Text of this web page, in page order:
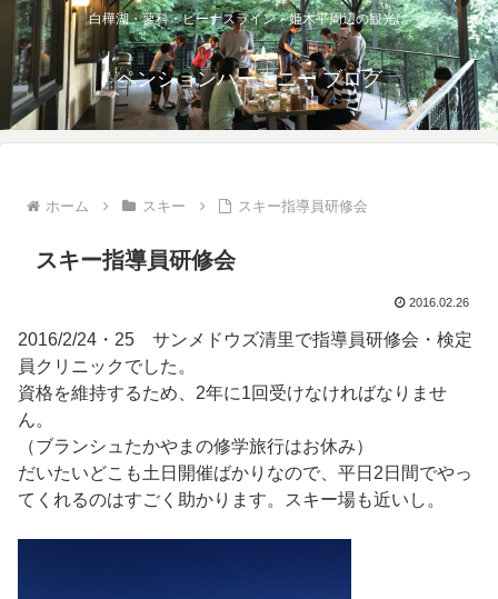
白樺湖・蓼科・ビーナスライン・姫木平周辺の観光に
ペンションハーモニー ブログ
ホーム スキー スキー指導員研修会
スキー指導員研修会
2016.02.26
2016/2/24・25 サンメドウズ清里で指導員研修会・検定
員クリニックでした。
資格を維持するため、2年に1回受けなければなりませ
ん。
（ブランシュたかやまの修学旅行はお休み）
だいたいどこも土日開催ばかりなので、平日2日間でやっ
てくれるのはすごく助かります。スキー場も近いし。